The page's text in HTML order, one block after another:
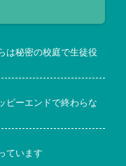
は秘密の校庭で生徒役
ピーエンドで終わらな
ています